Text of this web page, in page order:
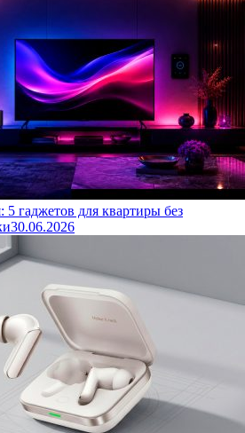
гаджетов для квартиры без
30.06.2026